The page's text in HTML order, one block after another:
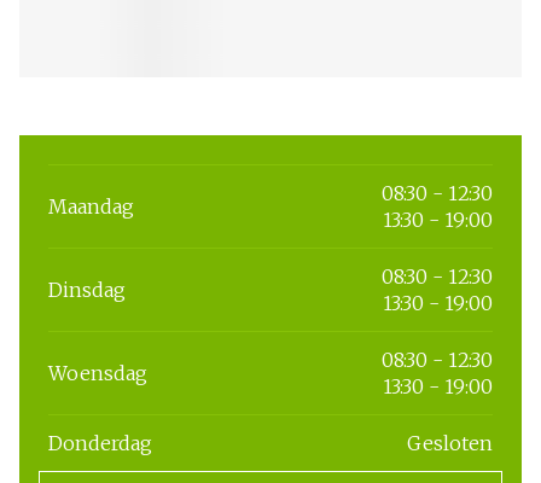
Maandag
08:30 - 12:30
13:30 - 19:00
Dinsdag
08:30 - 12:30
13:30 - 19:00
Woensdag
08:30 - 12:30
13:30 - 19:00
Donderdag Gesloten